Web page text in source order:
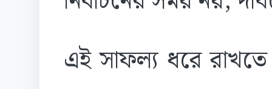
এই সাফল্য ধরে রাখতে